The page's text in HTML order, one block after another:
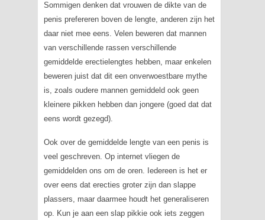
Sommigen denken dat vrouwen de dikte van de
penis prefereren boven de lengte, anderen zijn het
daar niet mee eens. Velen beweren dat mannen
van verschillende rassen verschillende
gemiddelde erectielengtes hebben, maar enkelen
beweren juist dat dit een onverwoestbare mythe
is, zoals oudere mannen gemiddeld ook geen
kleinere pikken hebben dan jongere (goed dat dat
eens wordt gezegd).
Ook over de gemiddelde lengte van een penis is
veel geschreven. Op internet vliegen de
gemiddelden ons om de oren. Iedereen is het er
over eens dat erecties groter zijn dan slappe
plassers, maar daarmee houdt het generaliseren
op. Kun je aan een slap pikkie ook iets zeggen